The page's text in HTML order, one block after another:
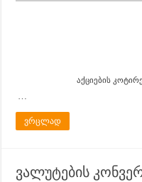
აქციების
…
ვრცლად
ვალუტების